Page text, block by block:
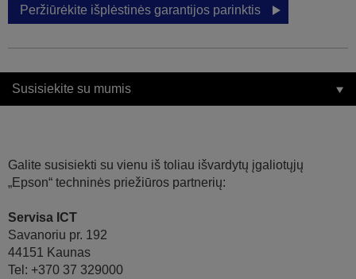
Peržiūrėkite išplėstinės garantijos parinktis
Susisiekite su mumis
Galite susisiekti su vienu iš toliau išvardytų įgaliotųjų
„Epson“ techninės priežiūros partnerių:
Servisa ICT
Savanoriu pr. 192
44151 Kaunas
Tel: +370 37 329000